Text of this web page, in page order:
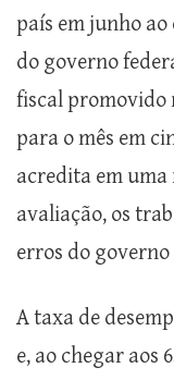
país em junho
do governo
fiscal promovido
para o mês em
acredita em uma
avaliação, os
erros do governo
A taxa de
e, ao chegar aos